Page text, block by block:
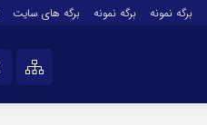
برگه نمونه برگه نمونه برگه های سایت